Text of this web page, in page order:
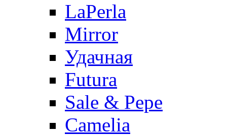
LaPerla
Mirror
Удачная
Futura
Sale & Pepe
Camelia